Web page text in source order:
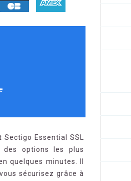
Essential SSL
options les plus
quelques minutes. Il
sécurisez grâce à